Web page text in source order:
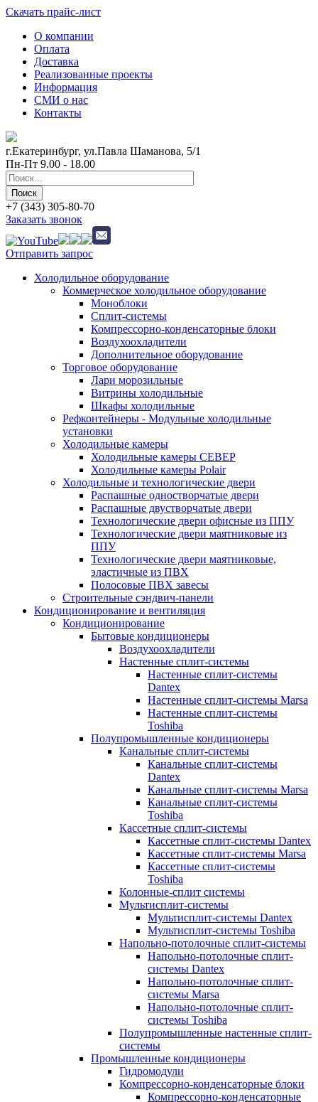
Скачать прайс-лист
О компании
Оплата
Доставка
Реализованные проекты
Информация
СМИ о нас
Контакты
г.Екатеринбург, ул.Павла Шаманова, 5/1
Пн-Пт 9.00 - 18.00
+7 (343) 305-80-70
Заказать звонок
Отправить запрос
Холодильное оборудование
Коммерческое холодильное оборудование
Моноблоки
Сплит-системы
Компрессорно-конденсаторные блоки
Воздухоохладители
Дополнительное оборудование
Торговое оборудование
Лари морозильные
Витрины холодильные
Шкафы холодильные
Рефконтейнеры - Модульные холодильные
установки
Холодильные камеры
Холодильные камеры СЕВЕР
Холодильные камеры Polair
Холодильные и технологические двери
Распашные одностворчатые двери
Распашные двустворчатые двери
Технологические двери офисные из ППУ
Технологические двери маятниковые из
ППУ
Технологические двери маятниковые,
эластичные из ПВХ
Полосовые ПВХ завесы
Строительные сэндвич-панели
Кондиционирование и вентиляция
Кондиционирование
Бытовые кондиционеры
Воздухоохладители
Настенные сплит-системы
Настенные сплит-системы
Dantex
Настенные сплит-системы Marsa
Настенные сплит-системы
Toshiba
Полупромышленные кондиционеры
Канальные сплит-системы
Канальные сплит-системы
Dantex
Канальные сплит-системы Marsa
Канальные сплит-системы
Toshiba
Кассетные сплит-системы
Кассетные сплит-системы Dantex
Кассетные сплит-системы Marsa
Кассетные сплит-системы
Toshiba
Колонные-сплит системы
Мультисплит-системы
Мультисплит-системы Dantex
Мультисплит-системы Toshiba
Напольно-потолочные сплит-системы
Напольно-потолочные сплит-
системы Dantex
Напольно-потолочные сплит-
системы Marsa
Напольно-потолочные сплит-
системы Toshiba
Полупромышленные настенные сплит-
системы
Промышленные кондиционеры
Гидромодули
Компрессорно-конденсаторные блоки
Компрессорно-конденсаторные